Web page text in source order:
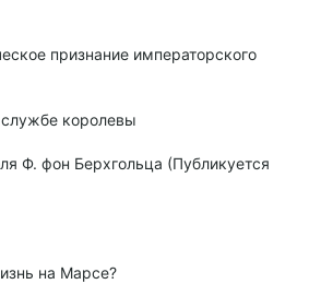
признание императорского
королевы
Ф. фон Берхгольца (Публикуется
на Марсе?